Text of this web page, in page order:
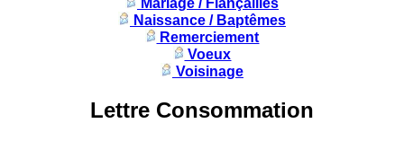
Mariage / Fiançailles
Naissance / Baptêmes
Remerciement
Voeux
Voisinage
Lettre Consommation